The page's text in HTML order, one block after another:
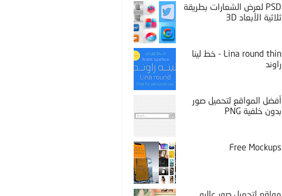
PSD لعرض الشعارات بطريقة
ثلاثية الأبعاد 3D
Lina round thin - خط لينا
راوند
أفضل المواقع لتحميل صور
بدون خلفية PNG
Free Mockups
مواقع لتحميل صور عاليه